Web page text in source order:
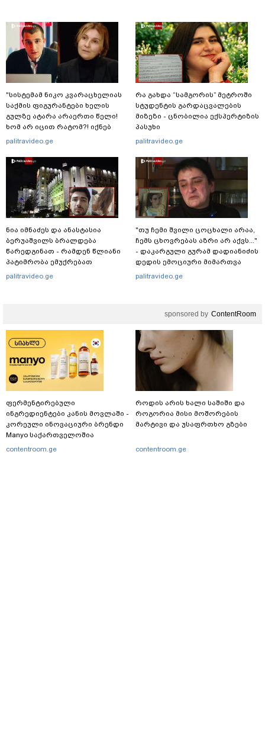
"სისტემამ ნიკო კვარაცხელიას
საქმის ფიგურანტები ხელის
გულზე ატარა არაერთი წელი!
ხომ არ იცით რატომ?! იქნებ
იმიტომ რომ თავად
კვარაცხელიას დედა
განცხადებას ავრცელებს
palitravideo.ge
ნია იმნაძეს და ანასტასია
ბერუაშვილს ბრალდება
წარედგინათ - რამდენ წლიანი
პატიმრობა ემუქრებათ
არასრულწლოვნებს?
palitravideo.ge
რა გახდა “სამგორის” მეტროში
სტუდენტის გარდაცვალების
მიზეზი - ცნობილია ექსპერტიზის
პასუხი
palitravideo.ge
"თუ ჩემი შვილი ცოცხალი არაა,
ჩემს ცხოვრებას აზრი არ აქვს..."
- დაკარგული გურამ დადიანიძის
დედის ემოციური მიმართვა
palitravideo.ge
sponsored by ContentRoom
ფერმენტირებული
ინგრედიენტები კანის მოვლაში -
კორეული ინოვაციური ბრენდი
Manyo საქართველოშია
contentroom.ge
როდის არის ხალი საშიში და
როგორია მისი მოშორების
მარტივი და უსაფრთხო გზები
contentroom.ge